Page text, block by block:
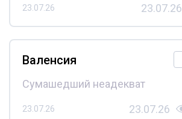
23.07.26 23.07.26
Валенсия
Сумашедший неадекват
23.07.26 23.07.26